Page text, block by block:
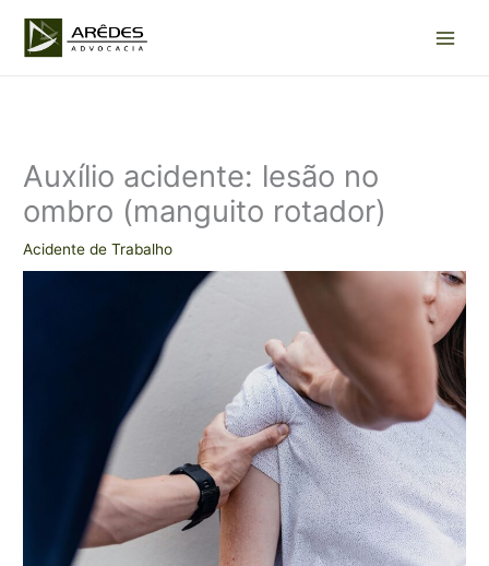
Auxílio acidente: lesão no
ombro (manguito rotador)
Acidente de Trabalho